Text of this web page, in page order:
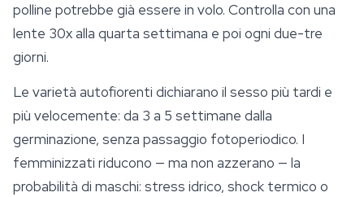
polline potrebbe già essere in volo. Controlla con una
lente 30x alla quarta settimana e poi ogni due-tre
giorni.
Le varietà autofiorenti dichiarano il sesso più tardi e
più velocemente: da 3 a 5 settimane dalla
germinazione, senza passaggio fotoperiodico. I
femminizzati riducono — ma non azzerano — la
probabilità di maschi: stress idrico, shock termico o